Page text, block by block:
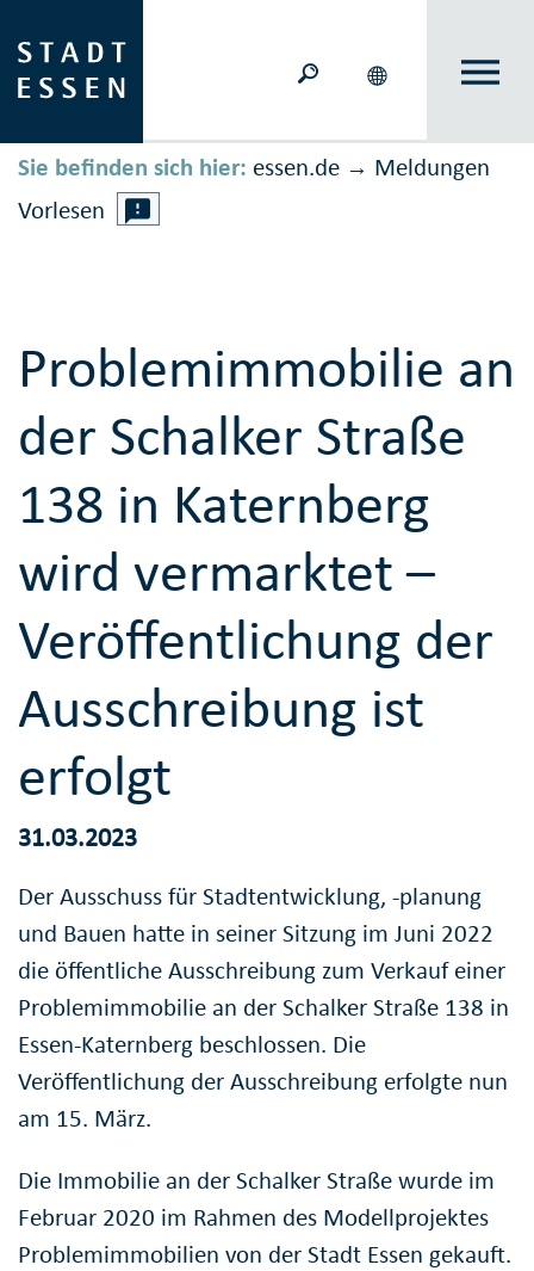
Sie befinden sich hier: essen.de → Meldungen
Vorlesen
Problemimmobilie an
der Schalker Straße
138 in Katernberg
wird vermarktet –
Veröffentlichung der
Ausschreibung ist
erfolgt
31.03.2023
Der Ausschuss für Stadtentwicklung, -planung
und Bauen hatte in seiner Sitzung im Juni 2022
die öffentliche Ausschreibung zum Verkauf einer
Problemimmobilie an der Schalker Straße 138 in
Essen-Katernberg beschlossen. Die
Veröffentlichung der Ausschreibung erfolgte nun
am 15. März.
Die Immobilie an der Schalker Straße wurde im
Februar 2020 im Rahmen des Modellprojektes
Problemimmobilien von der Stadt Essen gekauft.